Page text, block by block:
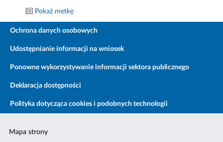
Pokaż metkę
Ochrona danych osobowych
Udostępnianie informacji na wniosek
Ponowne wykorzystywanie informacji sektora publicznego
Deklaracja dostępności
Polityka dotycząca cookies i podobnych technologii
Mapa strony